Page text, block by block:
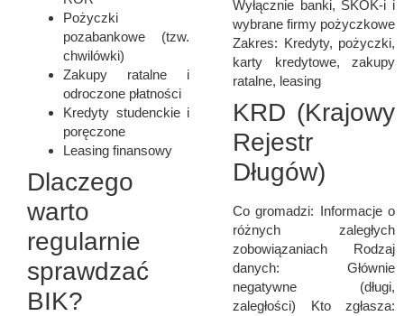
Pożyczki
pozabankowe (tzw.
chwilówki)
Zakupy ratalne i
odroczone płatności
Kredyty studenckie i
poręczone
Leasing finansowy
Dlaczego
warto
regularnie
sprawdzać
BIK?
Wyłącznie banki, SKOK-i i
wybrane firmy pożyczkowe
Zakres: Kredyty, pożyczki,
karty kredytowe, zakupy
ratalne, leasing
KRD (Krajowy
Rejestr
Długów)
Co gromadzi: Informacje o
różnych zaległych
zobowiązaniach Rodzaj
danych: Głównie
negatywne (długi,
zaległości) Kto zgłasza: